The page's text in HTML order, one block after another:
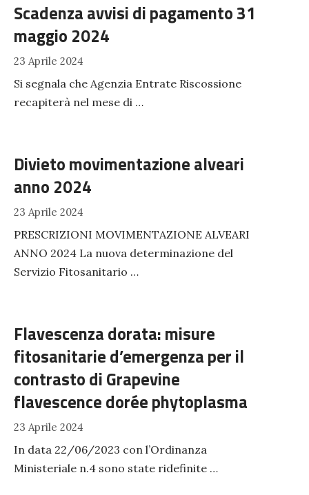
Scadenza avvisi di pagamento 31
maggio 2024
23 Aprile 2024
Si segnala che Agenzia Entrate Riscossione
recapiterà nel mese di …
Divieto movimentazione alveari
anno 2024
23 Aprile 2024
PRESCRIZIONI MOVIMENTAZIONE ALVEARI
ANNO 2024 La nuova determinazione del
Servizio Fitosanitario …
Flavescenza dorata: misure
fitosanitarie d’emergenza per il
contrasto di Grapevine
flavescence dorée phytoplasma
23 Aprile 2024
In data 22/06/2023 con l’Ordinanza
Ministeriale n.4 sono state ridefinite …